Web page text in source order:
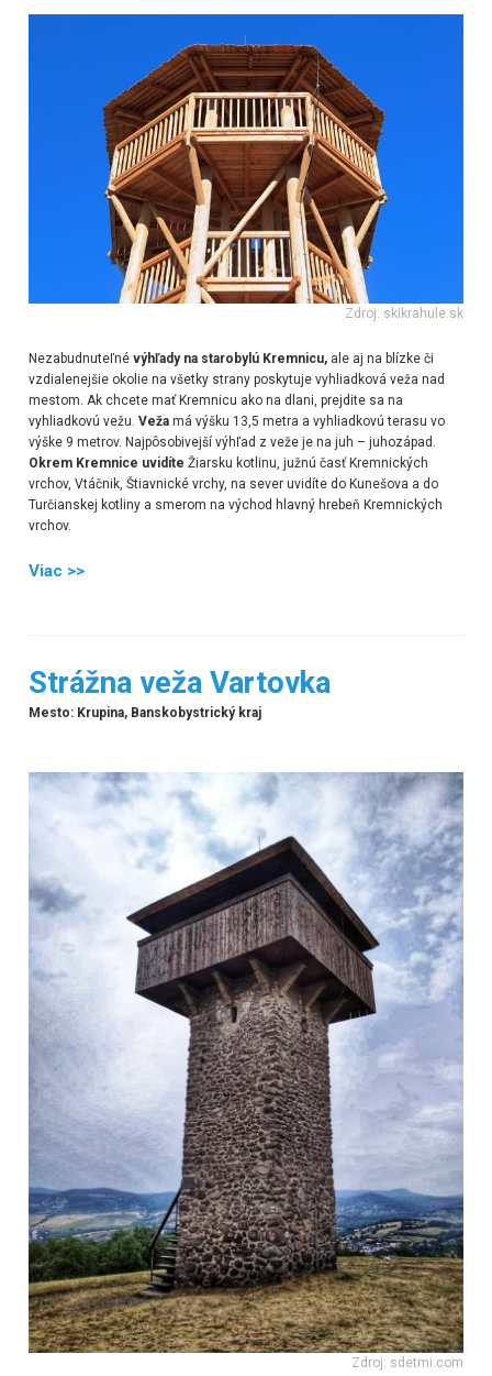
Zdroj: skikrahule.sk
Nezabudnuteľnévýhľady na starobylú Kremnicu,ale aj na blízke či
vzdialenejšie okolie na všetky strany poskytuje vyhliadková veža nad
mestom. Ak chcete mať Kremnicu ako na dlani, prejdite sa na
vyhliadkovú vežu. Vežamá výšku 13,5 metra a vyhliadkovú terasu vo
výške 9 metrov. Najpôsobivejší výhľad z veže je na juh – juhozápad.
Okrem Kremnice uvidíte Žiarsku kotlinu, južnú časť Kremnických
vrchov, Vtáčnik, Štiavnické vrchy, na sever uvidíte do Kunešova a do
Turčianskej kotliny a smerom na východ hlavný hrebeň Kremnických
vrchov.
Viac >>
Strážna veža Vartovka
Mesto: Krupina, Banskobystrický kraj
Zdroj: sdetmi.com